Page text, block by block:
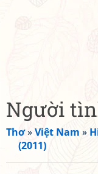
Người
Thơ»Việt Nam »
(2011)